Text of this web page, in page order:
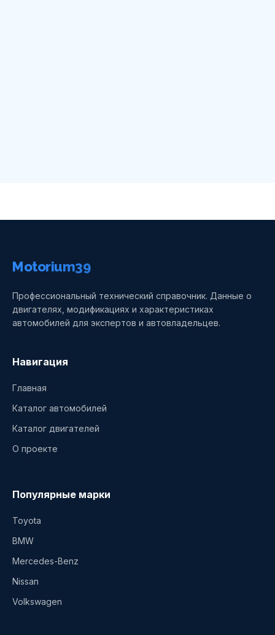
Motorium39
Профессиональный технический справочник. Данные о
двигателях, модификациях и характеристиках
автомобилей для экспертов и автовладельцев.
Навигация
Главная
Каталог автомобилей
Каталог двигателей
О проекте
Популярные марки
Toyota
BMW
Mercedes-Benz
Nissan
Volkswagen